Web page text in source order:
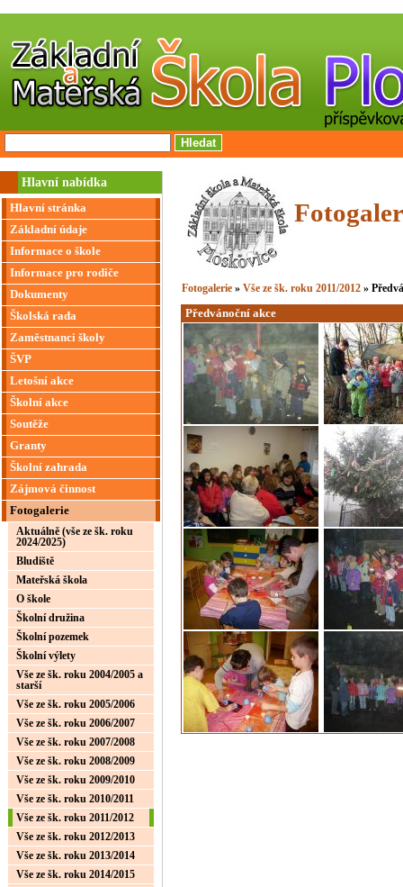
Hlavní nabídka
Hlavní stránka
Základní údaje
Informace o škole
Informace pro rodiče
Dokumenty
Školská rada
Zaměstnanci školy
ŠVP
Letošní akce
Školní akce
Soutěže
Granty
Školní zahrada
Zájmová činnost
Fotogalerie
Aktuálně (vše ze šk. roku
2024/2025)
Bludiště
Mateřská škola
O škole
Školní družina
Školní pozemek
Školní výlety
Vše ze šk. roku 2004/2005 a
starší
Vše ze šk. roku 2005/2006
Vše ze šk. roku 2006/2007
Vše ze šk. roku 2007/2008
Vše ze šk. roku 2008/2009
Vše ze šk. roku 2009/2010
Vše ze šk. roku 2010/2011
Vše ze šk. roku 2011/2012
Vše ze šk. roku 2012/2013
Vše ze šk. roku 2013/2014
Vše ze šk. roku 2014/2015
Fotogalerie »Vše ze šk. roku 2011/2012 »
Předvánoční akce